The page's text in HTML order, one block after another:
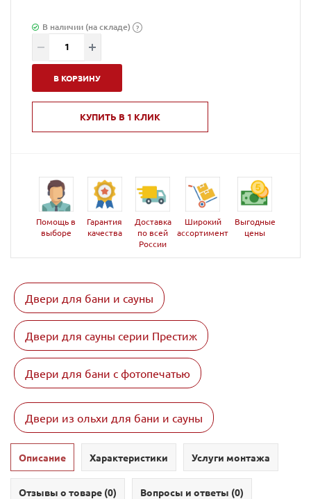
В наличии (на складе) ?
В КОРЗИНУ
КУПИТЬ В 1 КЛИК
Помощь в
выборе
Гарантия
качества
Доставка
по всей
России
Широкий
ассортимент
Выгодные
цены
Двери для бани и сауны
Двери для сауны серии Престиж
Двери для бани с фотопечатью
Двери из ольхи для бани и сауны
Описание Характеристики Услуги монтажа
Отзывы о товаре (0) Вопросы и ответы (0)